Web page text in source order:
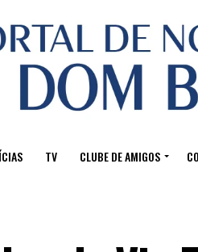
TV CLUBE DE AMIGOS